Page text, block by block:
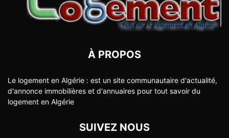
À PROPOS
Le logement en Algérie : est un site communautaire d'actualité,
d'annonce immobilières et d'annuaires pour tout savoir du
logement en Algérie
SUIVEZ NOUS